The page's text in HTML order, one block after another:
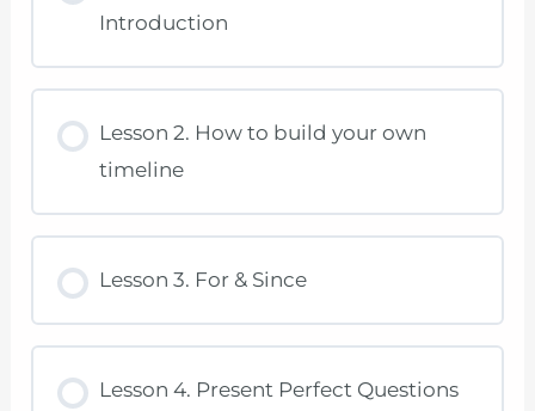
Introduction
Lesson 2. How to build your own
timeline
Lesson 3. For & Since
Lesson 4. Present Perfect Questions